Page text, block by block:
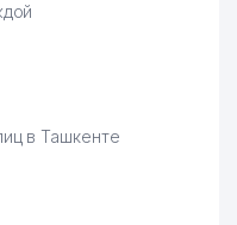
в Ташкенте